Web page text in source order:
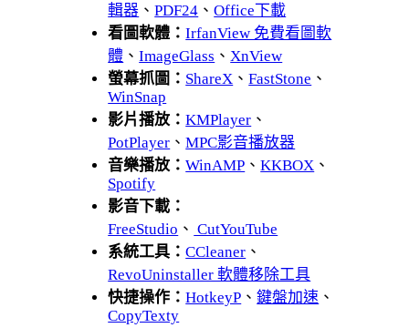
輯器 、PDF24 、Office下載
看圖軟體：IrfanView 免費看圖軟
體 、ImageGlass 、 XnView
螢幕抓圖： ShareX 、FastStone 、
WinSnap
影片播放：KMPlayer 、
PotPlayer 、MPC影音播放器
音樂播放：WinAMP 、KKBOX 、
Spotify
影音下載：
FreeStudio 、 CutYouTube
系統工具：CCleaner 、
RevoUninstaller 軟體移除工具
快捷操作：HotkeyP 、鍵盤加速 、
CopyTexty